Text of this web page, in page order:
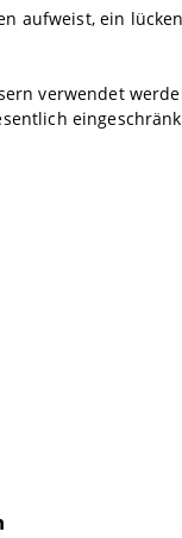
aufweist, ein
verwendet